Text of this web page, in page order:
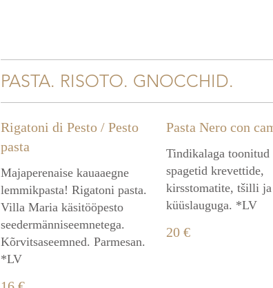
PASTA. RISOTO. GNOCCHID.
Rigatoni di Pesto / Pesto
pasta
Majaperenaise kauaaegne
lemmikpasta! Rigatoni pasta.
Villa Maria käsitööpesto
seedermänniseemnetega.
Kõrvitsaseemned. Parmesan.
*LV
Pasta Nero con
Tindikalaga toonitud
spagetid krevettide,
kirsstomatite, tšilli
küüslauguga. *LV
20 €